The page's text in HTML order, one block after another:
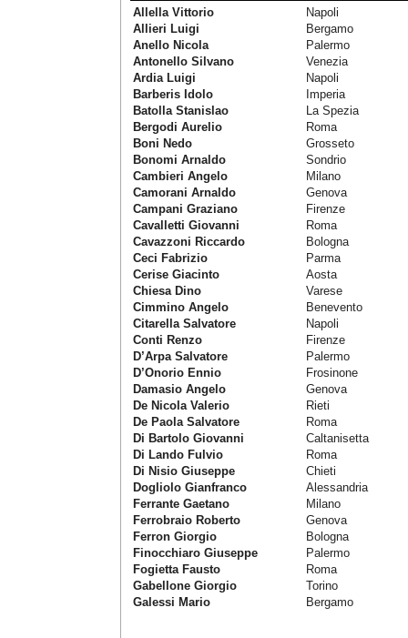
Allella Vittorio
Napoli
Allieri Luigi
Bergamo
Anello Nicola
Palermo
Antonello Silvano
Venezia
Ardia Luigi
Napoli
Barberis Idolo
Imperia
Batolla Stanislao
La Spezia
Bergodi Aurelio
Roma
Boni Nedo
Grosseto
Bonomi Arnaldo
Sondrio
Cambieri Angelo
Milano
Camorani Arnaldo
Genova
Campani Graziano
Firenze
Cavalletti Giovanni
Roma
Cavazzoni Riccardo
Bologna
Ceci Fabrizio
Parma
Cerise Giacinto
Aosta
Chiesa Dino
Varese
Cimmino Angelo
Benevento
Citarella Salvatore
Napoli
Conti Renzo
Firenze
D’Arpa Salvatore
Palermo
D’Onorio Ennio
Frosinone
Damasio Angelo
Genova
De Nicola Valerio
Rieti
De Paola Salvatore
Roma
Di Bartolo Giovanni
Caltanisetta
Di Lando Fulvio
Roma
Di Nisio Giuseppe
Chieti
Dogliolo Gianfranco
Alessandria
Ferrante Gaetano
Milano
Ferrobraio Roberto
Genova
Ferron Giorgio
Bologna
Finocchiaro Giuseppe
Palermo
Fogietta Fausto
Roma
Gabellone Giorgio
Torino
Galessi Mario
Bergamo